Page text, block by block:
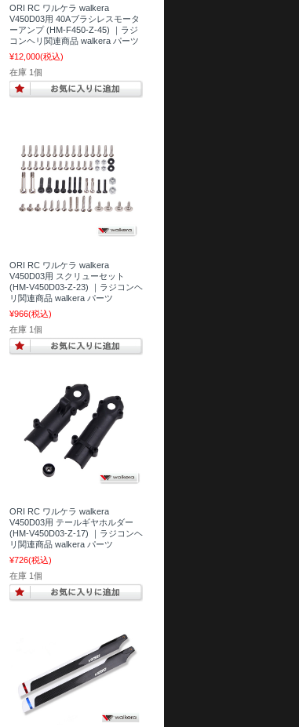
ORI RC ワルケラ walkera
V450D03用 40Aブラシレスモータ
ーアンプ (HM-F450-Z-45) ｜ラジ
コンヘリ関連商品 walkera パーツ
¥12,000(税込)
在庫 1個
ORI RC ワルケラ walkera
V450D03用 スクリューセット
(HM-V450D03-Z-23) ｜ラジコンヘ
リ関連商品 walkera パーツ
¥966(税込)
在庫 1個
ORI RC ワルケラ walkera
V450D03用 テールギヤホルダー
(HM-V450D03-Z-17) ｜ラジコンヘ
リ関連商品 walkera パーツ
¥726(税込)
在庫 1個